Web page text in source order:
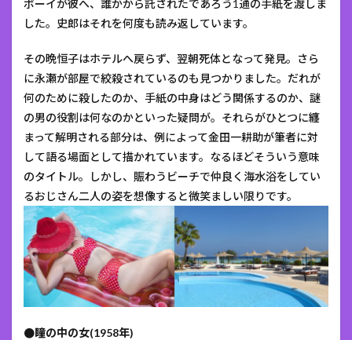
ボーイが彼へ、誰かから託されたであろう1通の手紙を渡しま
した。史郎はそれを何度も読み返しています。
その晩恒子はホテルへ戻らず、翌朝死体となって発見。さら
に永瀬が部屋で絞殺されているのも見つかりました。だれが
何のために殺したのか、手紙の中身はどう関係するのか、謎
の男の役割は何なのかといった疑問が。それらがひとつに纏
まって解明される部分は、例によって金田一耕助が筆者に対
して語る場面として描かれています。なるほどそういう意味
のタイトル。しかし、賑わうビーチで仲良く海水浴をしてい
るおじさん二人の姿を想像すると微笑ましい限りです。
●瞳の中の女(1958年)